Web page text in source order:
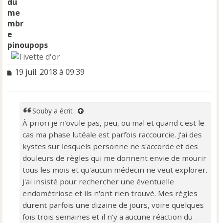
pinoupops
M
19 juil. 2018 à 09:39
Souby a écrit :
À priori je n'ovule pas, peu, ou mal et quand c'est le
cas ma phase lutéale est parfois raccourcie. J'ai des
kystes sur lesquels personne ne s'accorde et des
douleurs de règles qui me donnent envie de mourir
tous les mois et qu'aucun médecin ne veut explorer.
J'ai insisté pour rechercher une éventuelle
endométriose et ils n'ont rien trouvé. Mes règles
durent parfois une dizaine de jours, voire quelques
fois trois semaines et il n'y a aucune réaction du